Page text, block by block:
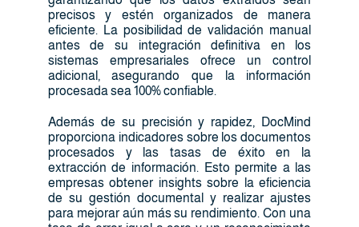
precisos y estén organizados de manera
eficiente. La posibilidad de validación manual
antes de su integración definitiva en los
sistemas empresariales ofrece un control
adicional, asegurando que la información
procesada sea 100% confiable.
Además de su precisión y rapidez, DocMind
proporciona indicadores sobre los documentos
procesados y las tasas de éxito en la
extracción de información. Esto permite a las
empresas obtener insights sobre la eficiencia
de su gestión documental y realizar ajustes
para mejorar aún más su rendimiento. Con una